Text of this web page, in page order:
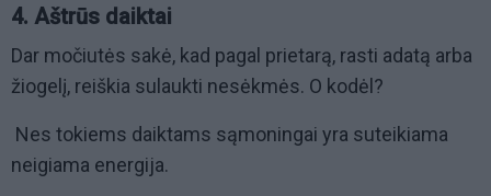
4. Aštrūs daiktai
Dar močiutės sakė, kad pagal prietarą, rasti adatą arba
žiogelį, reiškia sulaukti nesėkmės. O kodėl?
Nes tokiems daiktams sąmoningai yra suteikiama
neigiama energija.